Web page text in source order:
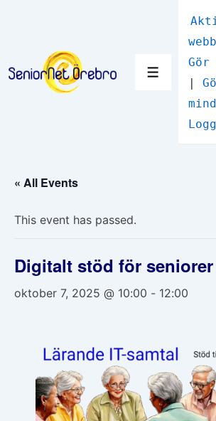
huvudinnehåll
Meny
webb
|
« All Events
This event has passed.
Digitalt stöd för seniorer
oktober 7, 2025 @ 10:00 - 12:00